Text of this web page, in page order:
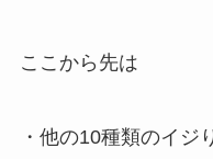
ここから先は
・他の10種類のイジ